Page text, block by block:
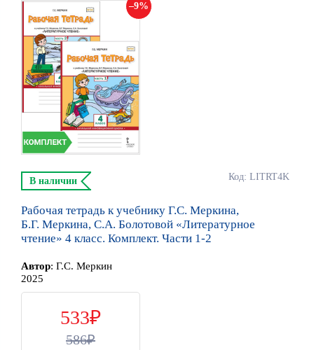
9
Код: LITRT4K
В наличии
Рабочая тетрадь к учебнику Г.С. Меркина,
Б.Г. Меркина, С.А. Болотовой «Литературное
чтение» 4 класс. Комплект. Части 1-2
Автор: Г.С. Меркин
2025
533
586